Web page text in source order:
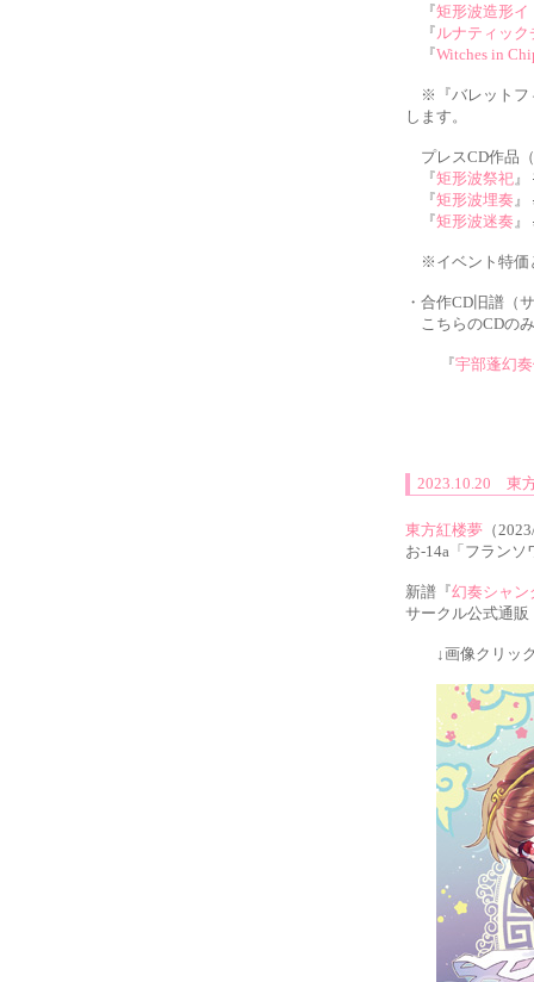
『矩形波造形イ
『 ルナティッ
『Witches in
※『バレットフ
します。
プレスCD作品
『矩形波祭祀 』
『矩形波埋奏 』
『矩形波迷奏 』
※イベント特価
・合作CD旧譜（
こちらのCDの
『宇部蓬幻
2023.10.20 東
東方紅楼夢 （
お-14a「フラン
新譜『幻奏シャン
サークル公式通販
↓画像クリック